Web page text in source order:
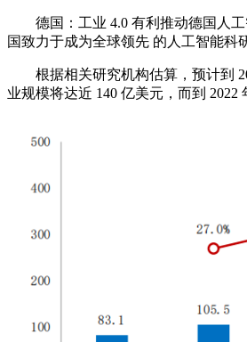
德国：工业 4.0 有利推动德国人工
国致力于成为全球领先 的人工智能科
根据相关研究机构估算，预计到
业规模将达近 140 亿美元，而到 2022